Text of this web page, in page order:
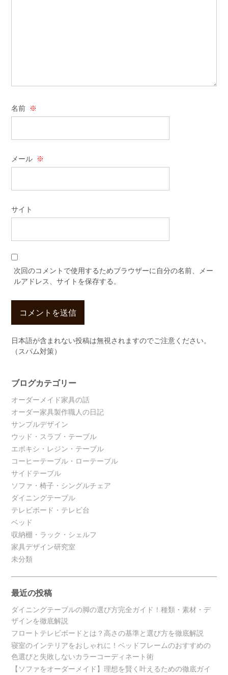
名前 ※
メール ※
サイト
次回のコメントで使用するためブラウザーに自分の名前、メー
ルアドレス、サイトを保存する。
日本語が含まれない投稿は無視されますのでご注意ください。
（スパム対策）
ブログカテゴリー
オーダーメイド家具の話
オーダー家具製作職人の日記
サンプルデザイン
ウッド・スラブ・テーブル
エポキシ・レジン・テーブル
コーヒーテーブル・ローテーブル
サイドテーブル
ソファ・椅子・シングルチェア
ダイニングテーブル
テレビボード・テレビ台
ベッド
収納棚・ラック・シェルフ
家具デザイン研究室
未分類
最近の投稿
ダイニングテーブルの脚の選び方完全ガイド！種類・素材・デ
ザインを徹底解説
フロートテレビボードとは？高さの基準と選び方を徹底解説
寝室のインテリアをおしゃれに！ベッドフレームのおすすめの
色選びと失敗しないカラーコーディネート術
【ソファをオーダーメイド】理想を賢く叶えるための徹底ガイ